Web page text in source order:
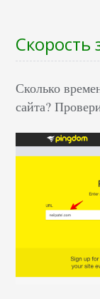
Скорость
Сколько
сайта?